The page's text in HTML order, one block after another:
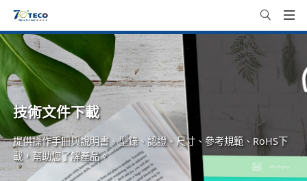
技術文件下載
提供操作手冊與說明書、型錄、認證、尺寸、參考規範、RoHS下
載，幫助您了解產品。